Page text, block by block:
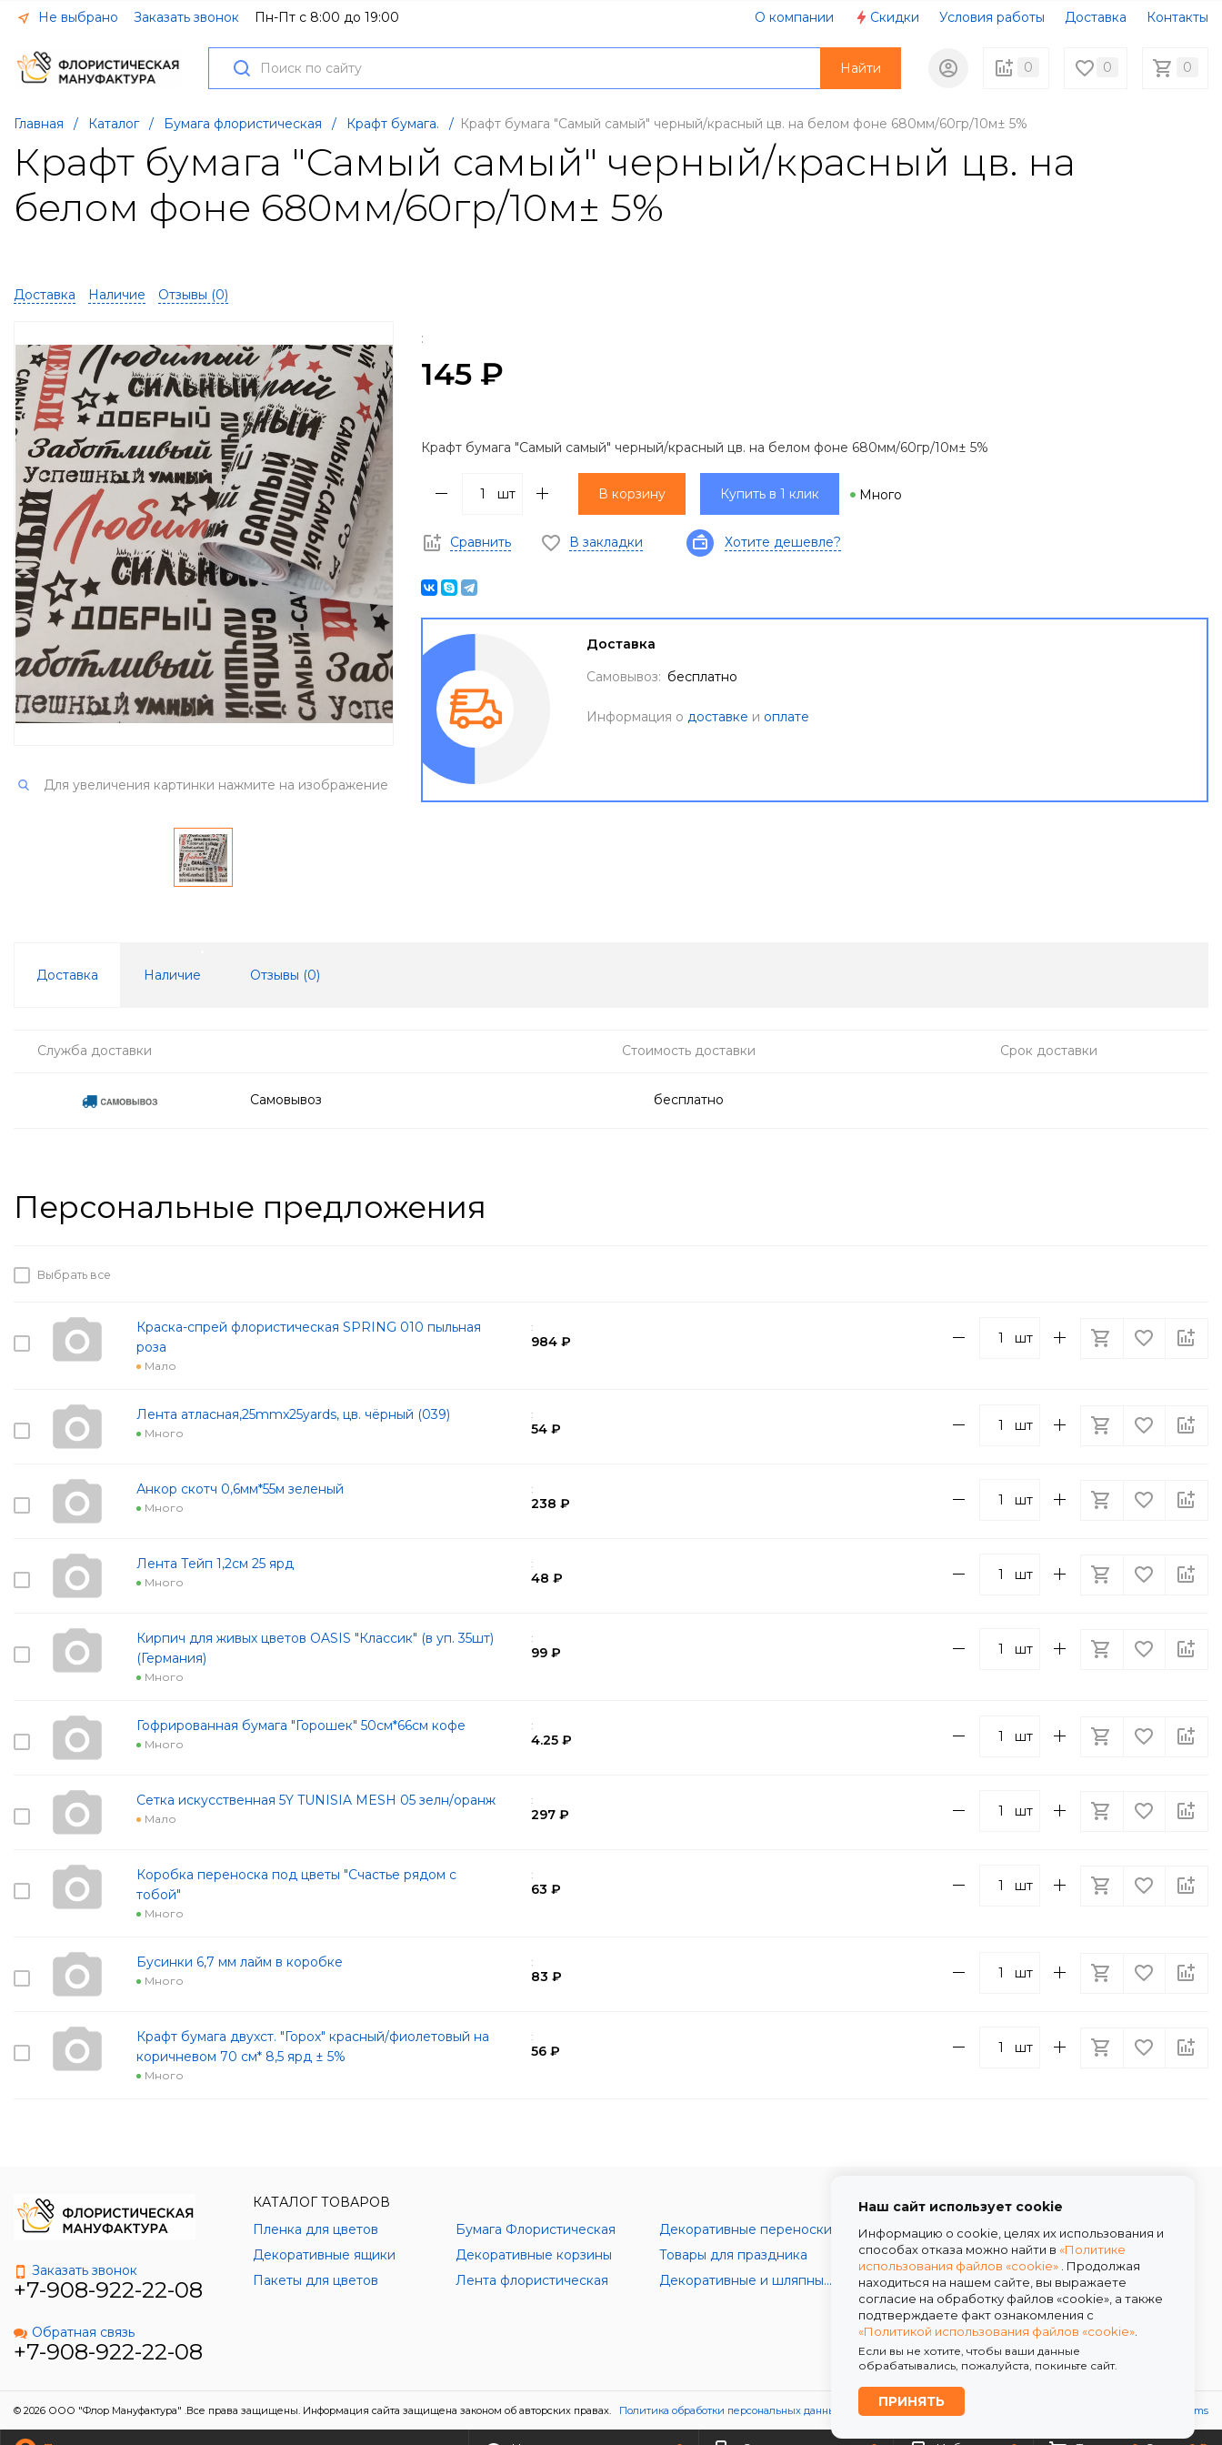
Не выбрано Заказать звонок Пн-Пт с 8:00 до 19:00 О компании Скидки Условия работы Доставка Контакты
0 0 0
Найти
Главная / Каталог / Бумага флористическая / Крафт бумага. / Крафт бумага "Самый самый" черный/красный цв. на белом фоне 680мм/60гр/10м± 5%
Крафт бумага "Самый самый" черный/красный цв. на
белом фоне 680мм/60гр/10м± 5%
Доставка Наличие Отзывы (0)
Для увеличения картинки нажмите на изображение
:
145 ₽
Крафт бумага "Самый самый" черный/красный цв. на белом фоне 680мм/60гр/10м± 5%
шт В корзину Купить в 1 клик Много
Сравнить В закладки Хотите дешевле?
Доставка
Самовывоз: бесплатно
Информация о доставке и оплате
Доставка Наличие Отзывы (0)
Служба доставки Стоимость доставки Срок доставки
Самовывоз бесплатно
Персональные предложения
Выбрать все
Краска-спрей флористическая SPRING 010 пыльная
роза
Мало
:
984 ₽ шт
Лента атласная,25mmx25yards, цв. чёрный (039)
Много
:
54 ₽ шт
Анкор скотч 0,6мм*55м зеленый
Много
:
238 ₽ шт
Лента Тейп 1,2см 25 ярд
Много
:
48 ₽ шт
Кирпич для живых цветов OASIS "Классик" (в уп. 35шт)
(Германия)
Много
:
99 ₽ шт
Гофрированная бумага "Горошек" 50см*66см кофе
Много
:
4.25 ₽ шт
Сетка искусственная 5Y TUNISIA MESH 05 зелн/оранж
Мало
:
297 ₽ шт
Коробка переноска под цветы "Счастье рядом с
тобой"
Много
:
63 ₽ шт
Бусинки 6,7 мм лайм в коробке
Много
:
83 ₽ шт
Крафт бумага двухст. "Горох" красный/фиолетовый на
коричневом 70 см* 8,5 ярд ± 5%
Много
:
56 ₽ шт
Заказать звонок
+7-908-922-22-08
Обратная связь
+7-908-922-22-08
КАТАЛОГ ТОВАРОВ
Пленка для цветов
Бумага Флористическая
Декоративные переноски
Декоративные ящики
Декоративные корзины
Товары для праздника
Пакеты для цветов
Лента флористическая Декоративные и шляпные коробки
Каталог товаров
О компании
Условия работы
Скидки
Доставка
Контакты
© 2026 ООО "Флор Мануфактура" .Все права защищены. Информация сайта защищена законом об авторских правах. Политика обработки персональных данных Политика использования файлов «cookie» ALFA Systems
Наш сайт использует cookie
Информацию о cookie, целях их использования и
способах отказа можно найти в «Политике
использования файлов «cookie» . Продолжая
находиться на нашем сайте, вы выражаете
согласие на обработку файлов «cookie», а также
подтверждаете факт ознакомления с
«Политикой использования файлов «cookie»
Если вы не хотите, чтобы ваши данные
обрабатывались, пожалуйста, покиньте сайт.
ПРИНЯТЬ